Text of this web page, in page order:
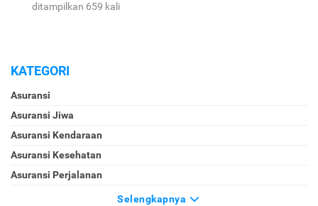
ditampilkan 659 kali
KATEGORI
Asuransi
Asuransi Jiwa
Asuransi Kendaraan
Asuransi Kesehatan
Asuransi Perjalanan
Selengkapnya